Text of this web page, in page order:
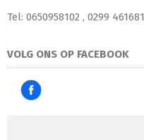
Tel: 0650958102 , 0299 461681
VOLG ONS OP FACEBOOK